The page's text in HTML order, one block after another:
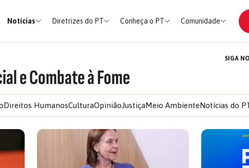
Notícias Diretrizes do PT Conheça o PT Comunidade
e Combate à Fome
SIGA
Direitos HumanosCulturaOpiniãoJustiçaMeio AmbienteNotícias do